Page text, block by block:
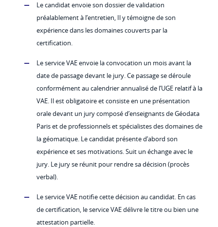
Le candidat envoie son dossier de validation
préalablement à l’entretien, Il y témoigne de son
expérience dans les domaines couverts par la
certification.
Le service VAE envoie la convocation un mois avant la
date de passage devant le jury. Ce passage se déroule
conformément au calendrier annualisé de l’UGE relatif à la
VAE. Il est obligatoire et consiste en une présentation
orale devant un jury composé d’enseignants de Géodata
Paris et de professionnels et spécialistes des domaines de
la géomatique. Le candidat présente d’abord son
expérience et ses motivations. Suit un échange avec le
jury. Le jury se réunit pour rendre sa décision (procès
verbal).
Le service VAE notifie cette décision au candidat. En cas
de certification, le service VAE délivre le titre ou bien une
attestation partielle.